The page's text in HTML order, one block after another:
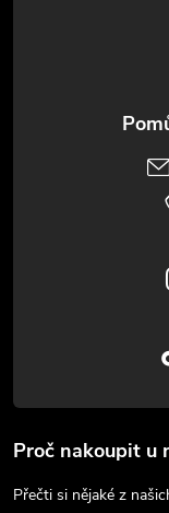
Proč nakoupit u
Přečti si nějaké z